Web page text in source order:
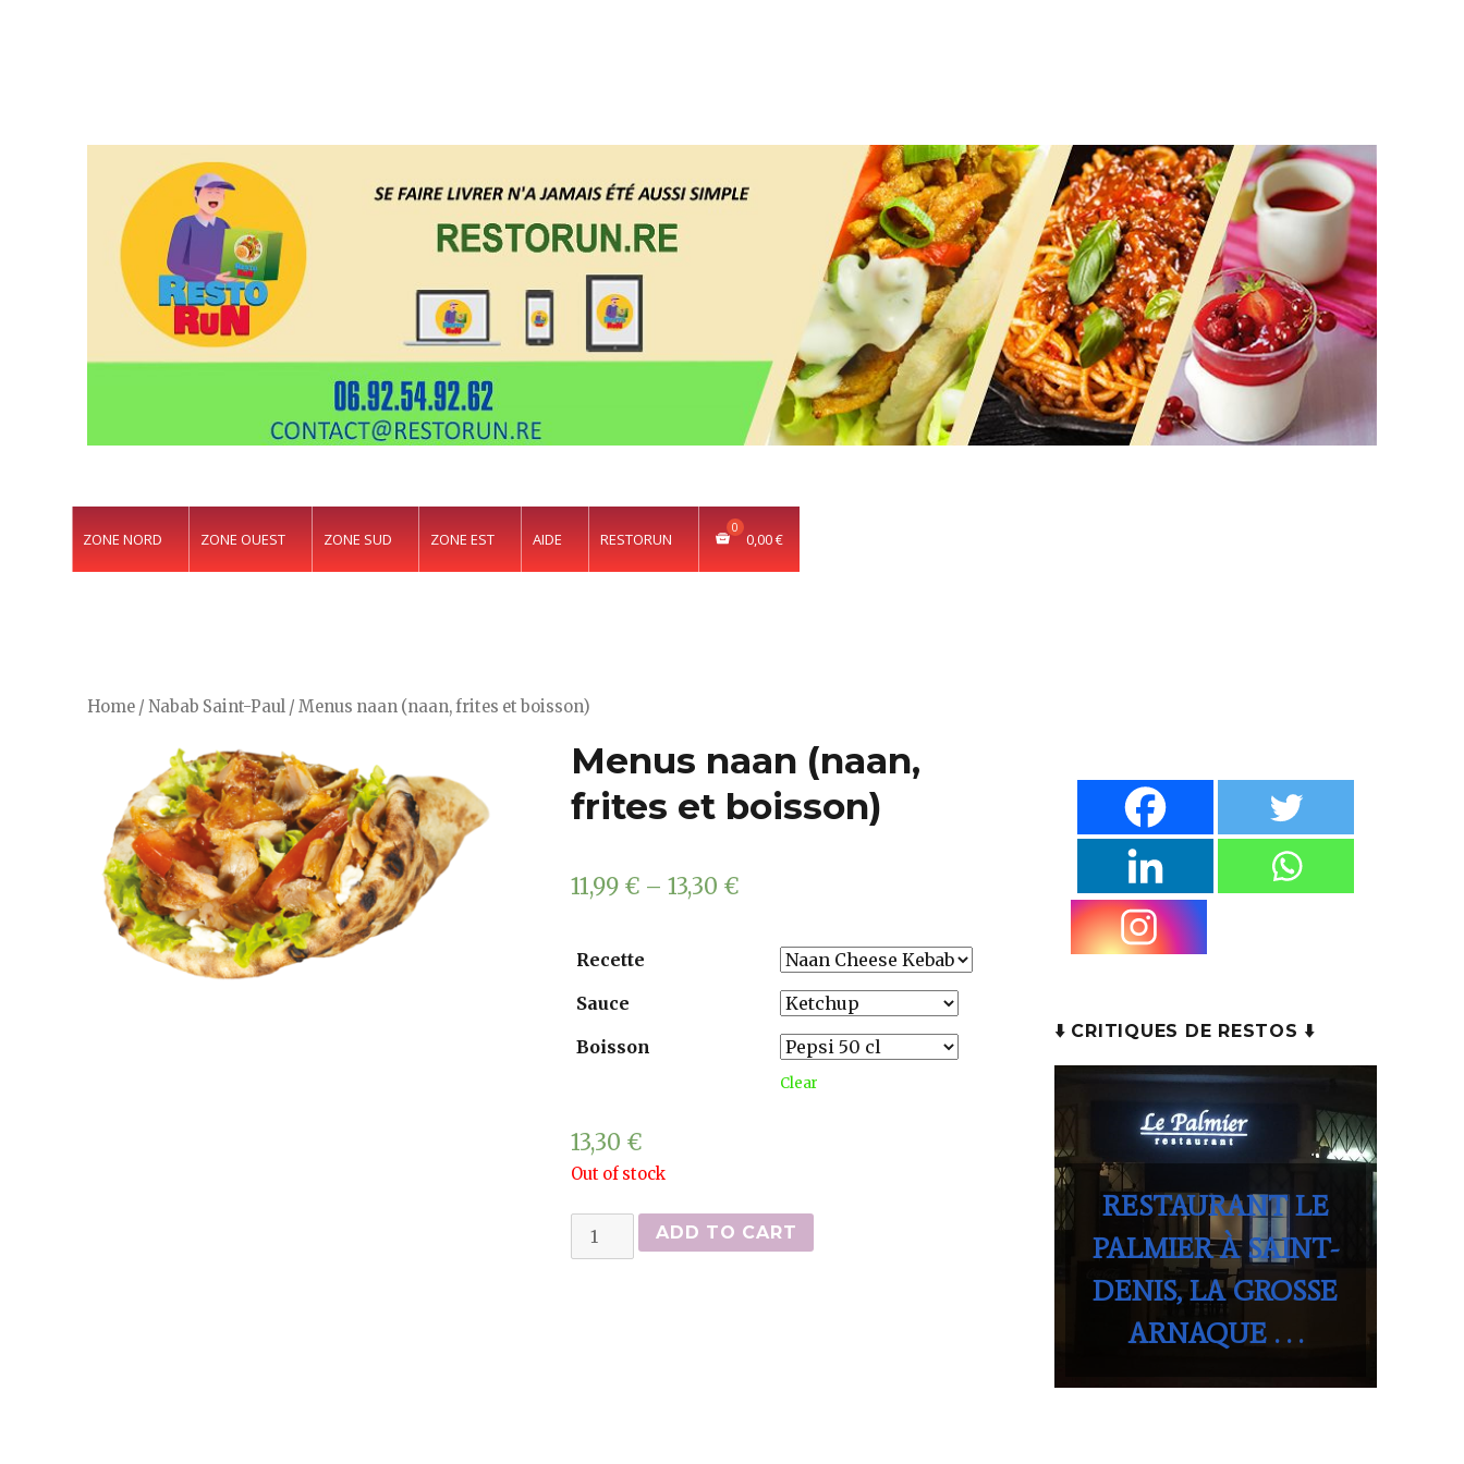
ZONE NORD ZONE OUEST ZONE SUD ZONE EST AIDE RESTORUN 0,00€
Home /Nabab Saint-Paul / Menus naan (naan, frites et boisson)
Menus naan (naan,
frites et boisson)
11,99 € –13,30 €
Recette
Sauce
Boisson
Clear
13,30 €
Out of stock
Menus
naan
ADD TO CART
⬇️ CRITIQUES DE RESTOS ⬇️
RESTAURANT LE
PALMIER À SAINT-
DENIS, LA GROSSE
ARNAQUE . . .